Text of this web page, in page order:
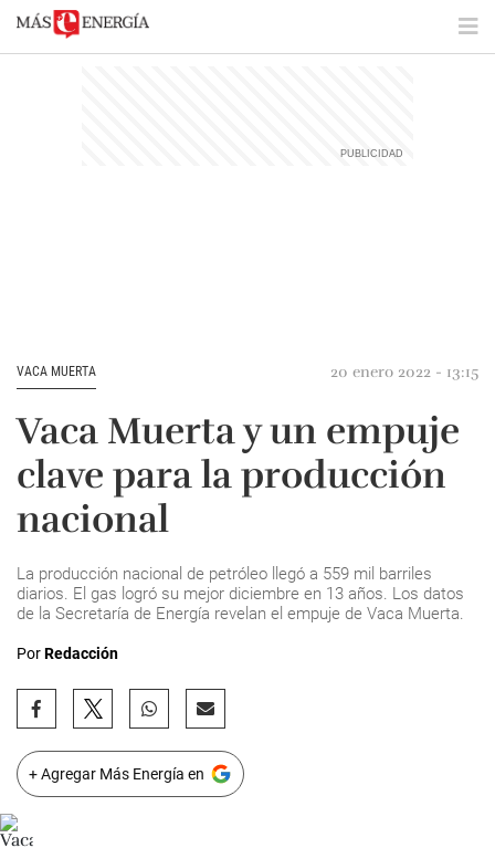
VACA MUERTA 20 enero 2022 - 13:15
Vaca Muerta y un empuje
clave para la producción
nacional
La producción nacional de petróleo llegó a 559 mil barriles
diarios. El gas logró su mejor diciembre en 13 años. Los datos
de la Secretaría de Energía revelan el empuje de Vaca Muerta.
PorRedacción
+ Agregar Más Energía en